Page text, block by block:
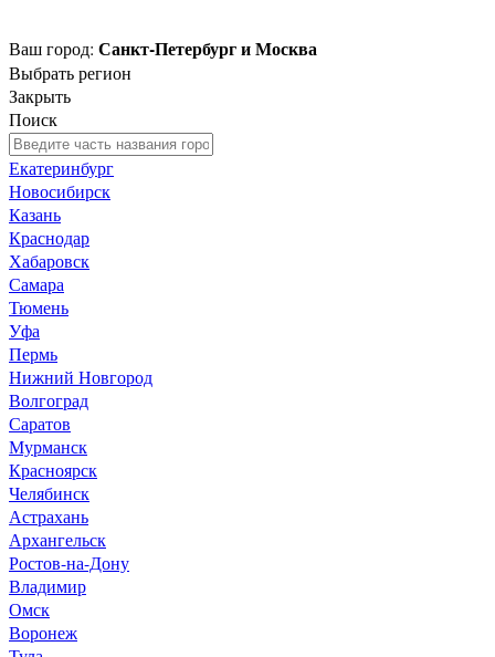
Ваш город: Санкт-Петербург и Москва
Выбрать регион
Закрыть
Поиск
Екатеринбург
Новосибирск
Казань
Краснодар
Хабаровск
Самара
Тюмень
Уфа
Пермь
Нижний Новгород
Волгоград
Саратов
Мурманск
Красноярск
Челябинск
Астрахань
Архангельск
Ростов-на-Дону
Владимир
Омск
Воронеж